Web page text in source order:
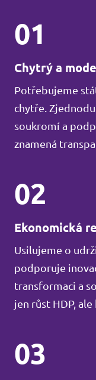
01
Chytrý a
Potřebujeme
chytře.
soukromí a
znamená
02
Ekonomická
Usilujeme o
podporuje
transformaci a
jen růst HDP,
03